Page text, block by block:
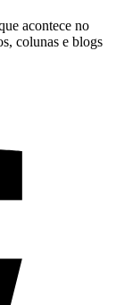
acontece no
colunas e blogs